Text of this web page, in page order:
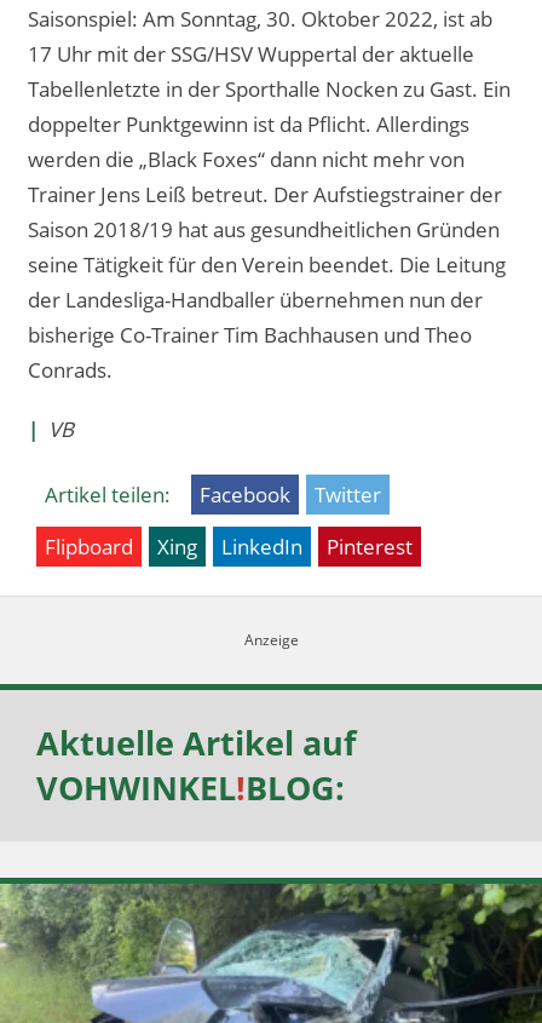
Saisonspiel: Am Sonntag, 30. Oktober 2022, ist ab
17 Uhr mit der SSG/HSV Wuppertal der aktuelle
Tabellenletzte in der Sporthalle Nocken zu Gast. Ein
doppelter Punktgewinn ist da Pflicht. Allerdings
werden die „Black Foxes“ dann nicht mehr von
Trainer Jens Leiß betreut. Der Aufstiegstrainer der
Saison 2018/19 hat aus gesundheitlichen Gründen
seine Tätigkeit für den Verein beendet. Die Leitung
der Landesliga-Handballer übernehmen nun der
bisherige Co-Trainer Tim Bachhausen und Theo
Conrads.
| VB
Artikel teilen: Facebook
Twitter
Flipboard
Xing LinkedIn Pinterest
Aktuelle Artikel auf
VOHWINKEL!BLOG: